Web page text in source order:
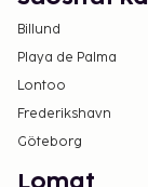
osiossa).
Tässä
Billund
Playa de Palma
Lontoo
Frederikshavn
Göteborg
Lomat